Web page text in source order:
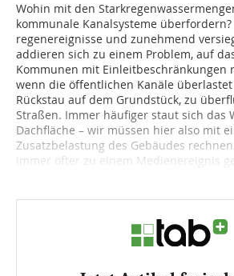
Wohin mit den
kommunale Kanalsysteme
regenereignisse und zunehmend
addieren sich zu einem Problem, auf
Kommunen mit Einleitbeschränkungen
wenn die öffentlichen Kanäle
Rückstau auf dem Grundstück, zu
Straßen. Immer häufiger staut sich das
Dachfläche – wir müssen hier also mit
Zusatzbelastung des Gebäudes
immer öfter zu einem Medienereignis